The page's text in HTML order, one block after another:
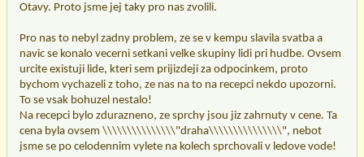
Otavy. Proto jsme jej taky pro nas zvolili.
Pro nas to nebyl zadny problem, ze se v kempu slavila svatba a
navic se konalo vecerni setkani velke skupiny lidi pri hudbe. Ovsem
urcite existuji lide, kteri sem prijizdeji za odpocinkem, proto
bychom vychazeli z toho, ze nas na to na recepci nekdo upozorni.
To se vsak bohuzel nestalo!
Na recepci bylo zdurazneno, ze sprchy jsou jiz zahrnuty v cene. Ta
cena byla ovsem \\\\\\\\\\\\\\\"draha\\\\\\\\\\\\\\\", nebot
jsme se po celodennim vylete na kolech sprchovali v ledove vode!